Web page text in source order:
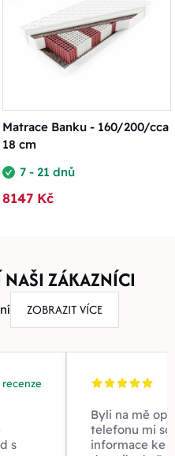
Matrace Banku - 160/200/cca
18 cm
7 - 21 dnů
8147 Kč
ZÁKAZNÍCI
ZOBRAZIT VÍCE
s
Byli na mě
telefonu mi
informace ke